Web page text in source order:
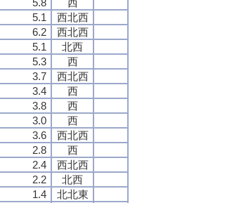
5.1
西北西
6.2
西北西
5.1
北西
5.3
西
3.7
西北西
3.4
西
3.8
西
3.0
西
3.6
西北西
2.8
西
2.4
西北西
2.2
北西
1.4
北北東